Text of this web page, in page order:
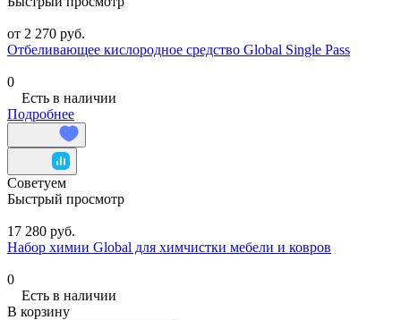
от 2 270 руб.
Отбеливающее кислородное средство Global Single Pass
0
Есть в наличии
Подробнее
Советуем
Быстрый просмотр
17 280 руб.
Набор химии Global для химчистки мебели и ковров
0
Есть в наличии
В корзину